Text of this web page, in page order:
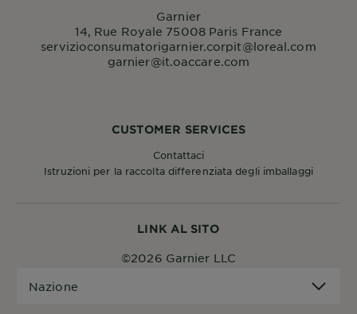
LINK AL SITO
Nazione
©2026 Garnier LLC
CUSTOMER SERVICES
Contattaci
Istruzioni per la raccolta differenziata degli imballaggi
Garnier
14, Rue Royale 75008 Paris France
servizioconsumatorigarnier.corpit@loreal.com
garnier@it.oaccare.com